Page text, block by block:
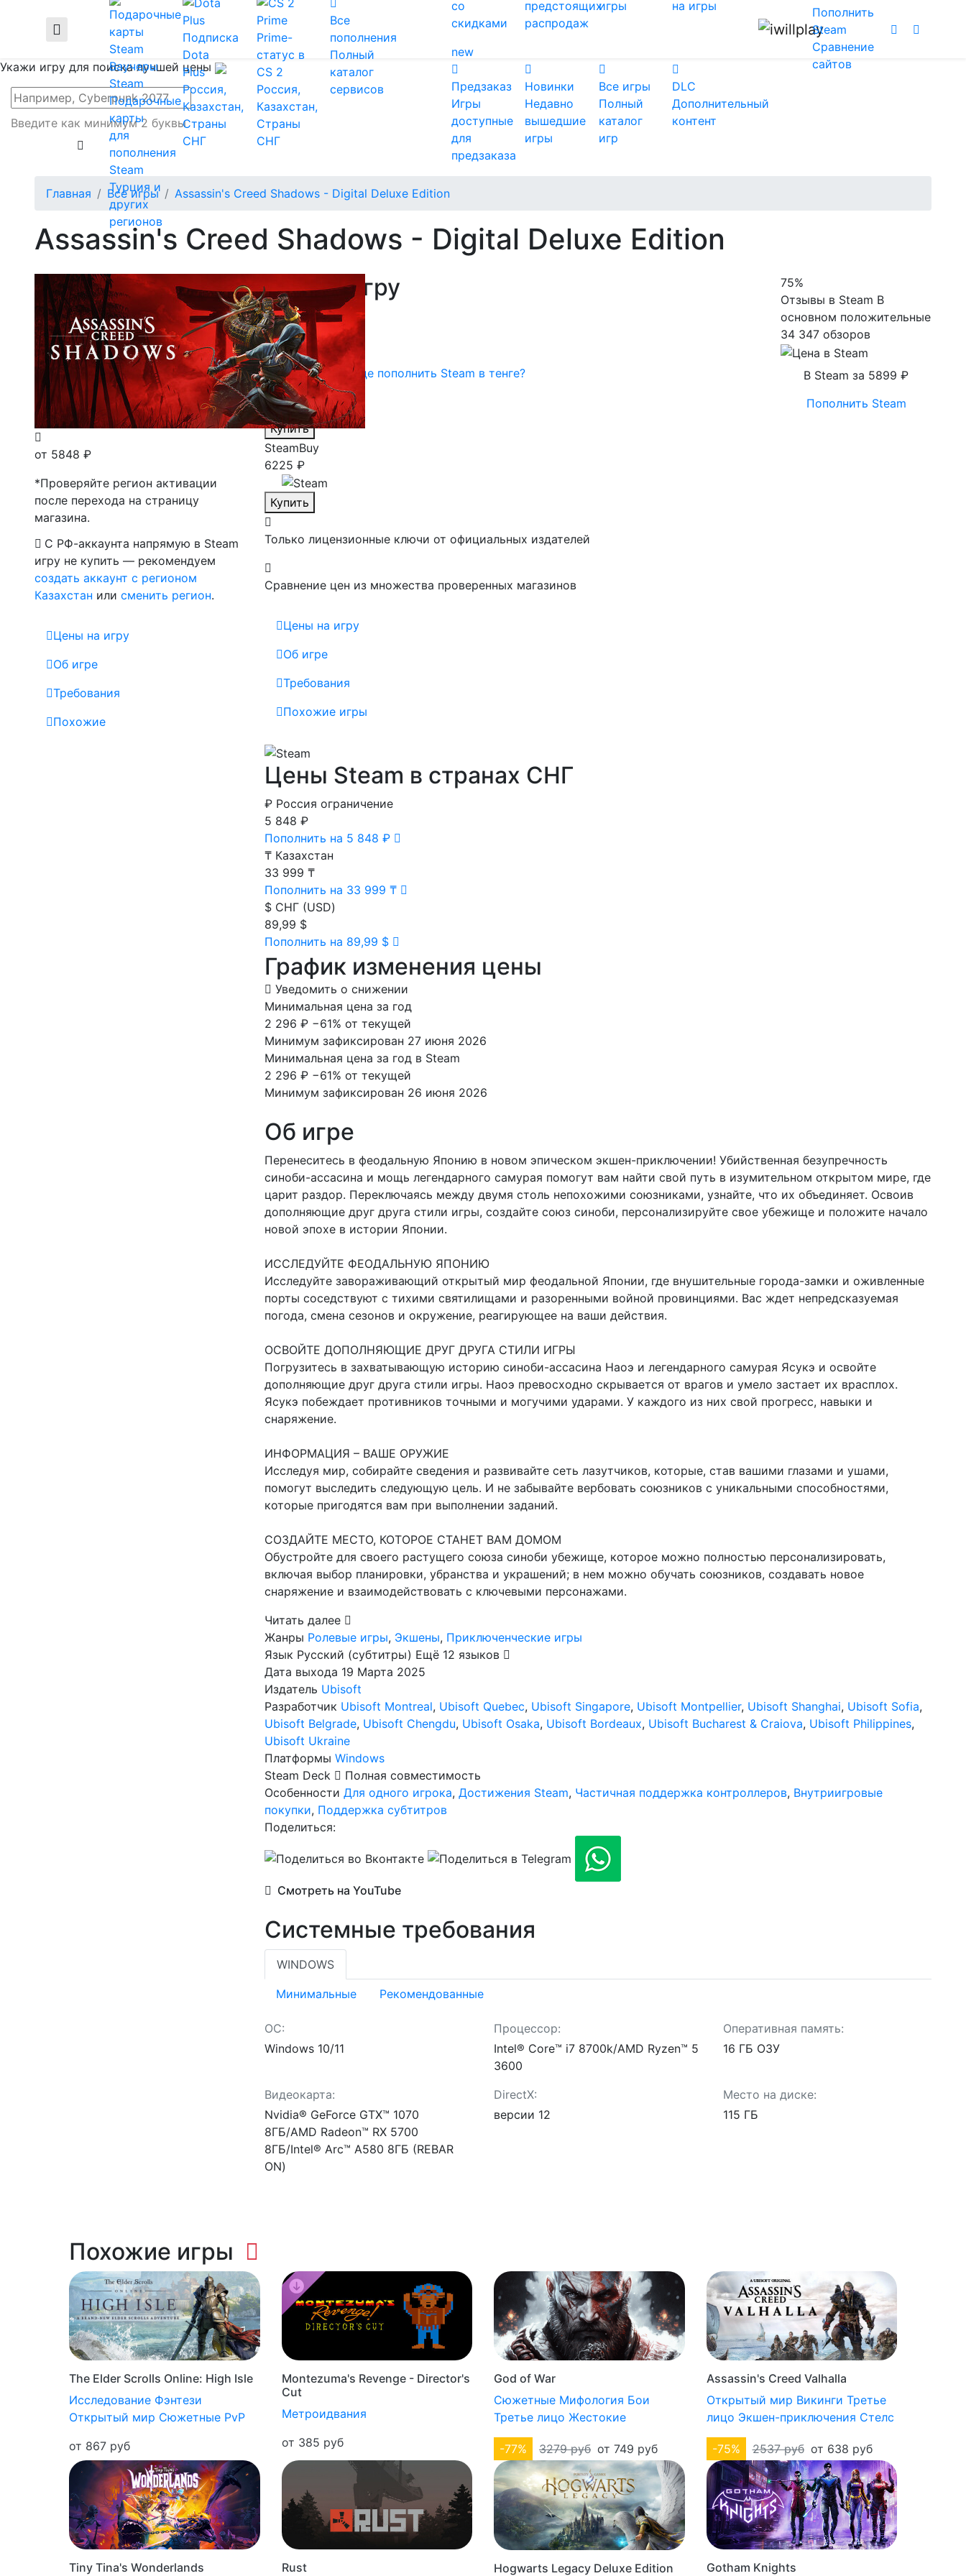
Ваучеры
Steam
Подарочные
карты
для
пополнения
Steam
Турция и
других
регионов
Подписка
Dota
Plus
Россия,
Казахстан,
Страны
СНГ
Prime-
статус в
CS 2
Россия,
Казахстан,
Страны
СНГ
Все
пополнения
Полный
каталог
сервисов
со
скидками
new
предстоящих
распродаж
игры на игры
Предзаказ
Игры
доступные
для
предзаказа
Новинки
Недавно
вышедшие
игры
Все игры
Полный
каталог
игр
DLC
Дополнительный
контент
Пополнить
Steam
Сравнение
сайтов
Укажи игру для поиска лучшей цены
Введите как минимум 2 буквы
Главная Все игры Assassin's Creed Shadows - Digital Deluxe Edition
Assassin's Creed Shadows - Digital Deluxe Edition
Купить игру
Все цены
Лаунчеры
Магазины
Steam Лаунчер Где пополнить Steam в тенге?
5899 ₽(33999 ₸)
Купить
SteamBuy
6225 ₽
Купить
75%
Отзывы в Steam В
основном положительные
34 347 обзоров
В Steam за 5899 ₽
Пополнить Steam
Только лицензионные ключи от официальных издателей
Сравнение цен из множества проверенных магазинов
Цены на игру
Об игре
Требования
Похожие игры
Цены Steam в странах СНГ
₽ Россия ограничение
5 848 ₽
Пополнить на 5 848 ₽
₸ Казахстан
33 999 ₸
Пополнить на 33 999 ₸
$ СНГ (USD)
89,99 $
Пополнить на 89,99 $
График изменения цены
Уведомить о снижении
Минимальная цена за год
2 296 ₽ −61% от текущей
Минимум зафиксирован 27 июня 2026
Минимальная цена за год в Steam
2 296 ₽ −61% от текущей
Минимум зафиксирован 26 июня 2026
Об игре
Перенеситесь в феодальную Японию в новом эпическом экшен-приключении! Убийственная безупречность
синоби-ассасина и мощь легендарного самурая помогут вам найти свой путь в изумительном открытом мире, где
царит раздор. Переключаясь между двумя столь непохожими союзниками, узнайте, что их объединяет. Освоив
дополняющие друг друга стили игры, создайте союз синоби, персонализируйте свое убежище и положите начало
новой эпохе в истории Японии.
ИССЛЕДУЙТЕ ФЕОДАЛЬНУЮ ЯПОНИЮ
Исследуйте завораживающий открытый мир феодальной Японии, где внушительные города-замки и оживленные
порты соседствуют с тихими святилищами и разоренными войной провинциями. Вас ждет непредсказуемая
погода, смена сезонов и окружение, реагирующее на ваши действия.
ОСВОЙТЕ ДОПОЛНЯЮЩИЕ ДРУГ ДРУГА СТИЛИ ИГРЫ
Погрузитесь в захватывающую историю синоби-ассасина Наоэ и легендарного самурая Ясукэ и освойте
дополняющие друг друга стили игры. Наоэ превосходно скрывается от врагов и умело застает их врасплох.
Ясукэ побеждает противников точными и могучими ударами. У каждого из них свой прогресс, навыки и
снаряжение.
ИНФОРМАЦИЯ – ВАШЕ ОРУЖИЕ
Исследуя мир, собирайте сведения и развивайте сеть лазутчиков, которые, став вашими глазами и ушами,
помогут выследить следующую цель. И не забывайте вербовать союзников с уникальными способностями,
которые пригодятся вам при выполнении заданий.
СОЗДАЙТЕ МЕСТО, КОТОРОЕ СТАНЕТ ВАМ ДОМОМ
Обустройте для своего растущего союза синоби убежище, которое можно полностью персонализировать,
включая выбор планировки, убранства и украшений; в нем можно обучать союзников, создавать новое
снаряжение и взаимодействовать с ключевыми персонажами.
Читать далее
Жанры Ролевые игры, Экшены, Приключенческие игры
Язык Русский (субтитры) Ещё 12 языков
Дата выхода 19 Марта 2025
Издатель Ubisoft
Разработчик Ubisoft Montreal, Ubisoft Quebec, Ubisoft Singapore, Ubisoft Montpellier, Ubisoft Shanghai, Ubisoft Sofia,
Ubisoft Belgrade, Ubisoft Chengdu, Ubisoft Osaka, Ubisoft Bordeaux, Ubisoft Bucharest & Craiova, Ubisoft Philippines,
Ubisoft Ukraine
Платформы Windows
Steam Deck
Полная совместимость
Особенности Для одного игрока, Достижения Steam, Частичная поддержка контроллеров, Внутриигровые
покупки, Поддержка субтитров
Поделиться:
Смотреть на YouTube
Системные требования
WINDOWS
Минимальные Рекомендованные
ОС:
Windows 10/11
Процессор:
Intel® Core™ i7 8700k/AMD Ryzen™ 5
3600
Оперативная память:
16 ГБ ОЗУ
Видеокарта:
Nvidia® GeForce GTX™ 1070
8ГБ/AMD Radeon™ RX 5700
8ГБ/Intel® Arc™ A580 8ГБ (REBAR
ON)
DirectX:
версии 12
Место на диске:
115 ГБ
от 5848 ₽
*Проверяйте регион активации
после перехода на страницу
магазина.
С РФ-аккаунта напрямую в Steam
игру не купить — рекомендуем
создать аккаунт с регионом
Казахстан или сменить регион.
Цены на игру
Об игре
Требования
Похожие
Похожие игры
The Elder Scrolls Online: High Isle
Исследование Фэнтези
Открытый мир Сюжетные PvP
от 867 руб
Montezuma's Revenge - Director's
Cut
Метроидвания
от 385 руб
God of War
Сюжетные Мифология Бои
Третье лицо Жестокие
-77% 3279 руб от 749 руб
Assassin's Creed Valhalla
Открытый мир Викинги Третье
лицо Экшен-приключения Стелс
-75% 2537 руб от 638 руб
Tiny Tina's Wonderlands Rust Hogwarts Legacy Deluxe Edition Gotham Knights